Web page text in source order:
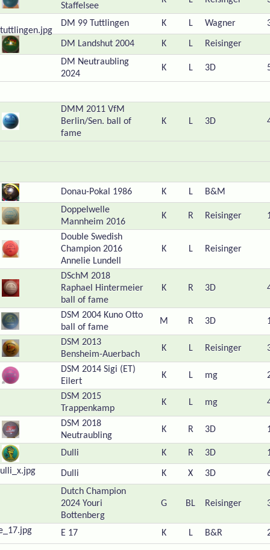
Staffelsee
DM 99 Tuttlingen K L Wagner
DM Landshut 2004 K L
Reisinger
DM Neutraubling
2024
K L 3D
DMM 2011 VfM
Berlin/Sen. ball of
fame
K L 3D
Donau-Pokal 1986 K L
B&M
Doppelwelle
Mannheim 2016
K R Reisinger
Double Swedish
Champion 2016
Annelie Lundell
K L Reisinger
DSchM 2018
Raphael Hintermeier
ball of fame
K R 3D
DSM 2004 Kuno Otto
ball of fame
M R 3D
DSM 2013
Bensheim-Auerbach
K L Reisinger
DSM 2014 Sigi (ET)
Eilert
K L mg
DSM 2015
Trappenkamp
K L mg
DSM 2018
Neutraubling
K R 3D
Dulli K R 3D
Dulli K X 3D
Dutch Champion
2024 Youri
Bottenberg
G BL Reisinger
E 17 K L B&R